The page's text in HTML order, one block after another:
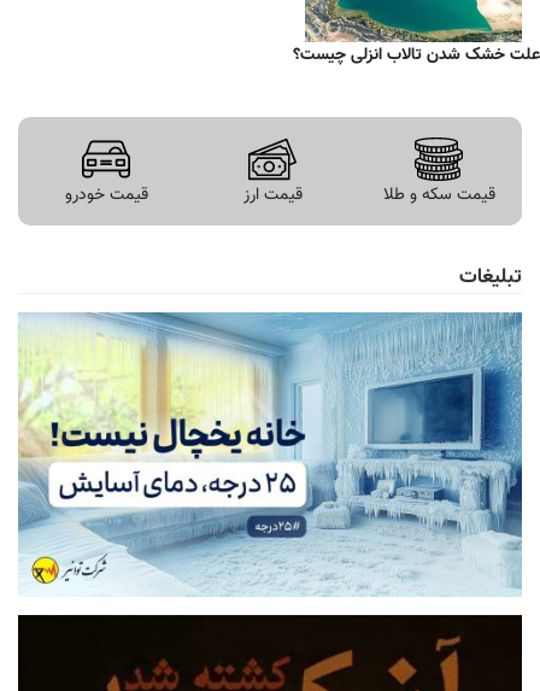
علت خشک شدن تالاب انزلی چیست؟
قیمت سکه و طلا قیمت ارز قیمت خودرو
تبلیغات